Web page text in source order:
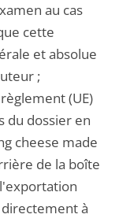
au cas
cette
et absolue
;
(UE)
du dossier en
cheese made
de la boîte
à